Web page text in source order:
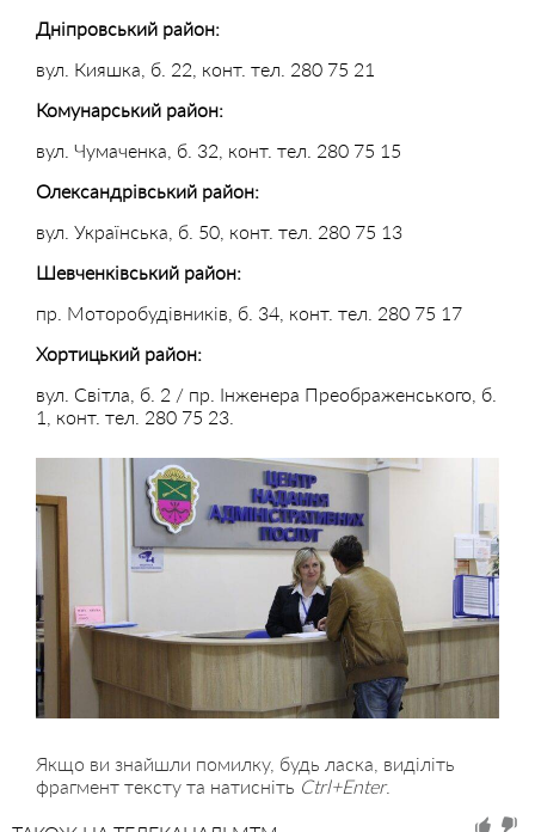
Дніпровський район:
вул. Кияшка, б. 22, конт. тел. 280 75 21
Комунарський район:
вул. Чумаченка, б. 32, конт. тел. 280 75 15
Олександрівський район:
вул. Українська, б. 50, конт. тел. 280 75 13
Шевченківський район:
пр. Моторобудівників, б. 34, конт. тел. 280 75 17
Хортицький район:
вул. Світла, б. 2 / пр. Інженера Преображенського, б.
1, конт. тел. 280 75 23.
Якщо ви знайшли помилку, будь ласка, виділіть
фрагмент тексту та натисніть Ctrl+Enter.